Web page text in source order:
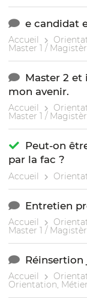
e candidat
Accueil
Master 1 /
Master 2
mon avenir.
Accueil
Master 1 /
Peut-on
par la fac ?
Accueil
Entretien
Accueil
Master 1 /
Accueil
Orientation,